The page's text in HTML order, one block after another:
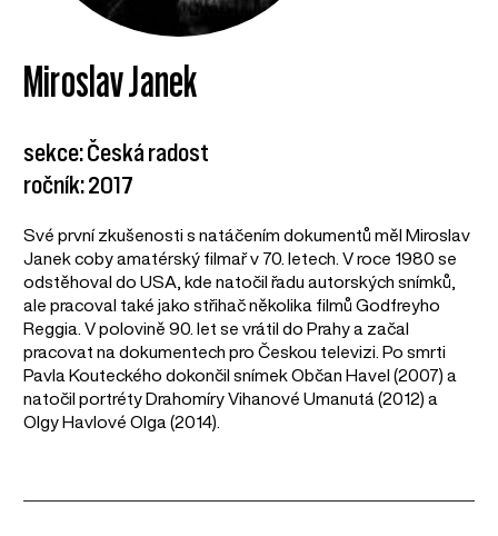
Miroslav Janek
sekce: Česká radost
ročník: 2017
Své první zkušenosti s natáčením dokumentů měl Miroslav
Janek coby amatérský filmař v 70. letech. V roce 1980 se
odstěhoval do USA, kde natočil řadu autorských snímků,
ale pracoval také jako střihač několika filmů Godfreyho
Reggia. V polovině 90. let se vrátil do Prahy a začal
pracovat na dokumentech pro Českou televizi. Po smrti
Pavla Kouteckého dokončil snímek Občan Havel (2007) a
natočil portréty Drahomíry Vihanové Umanutá (2012) a
Olgy Havlové Olga (2014).